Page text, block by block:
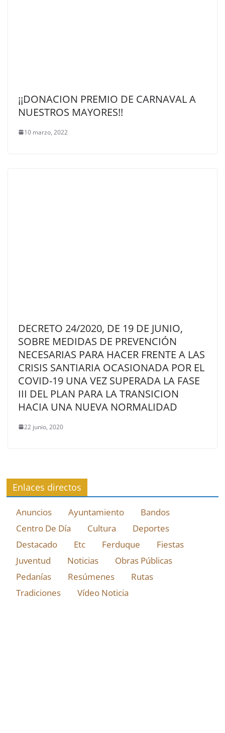
¡¡DONACION PREMIO DE CARNAVAL A
NUESTROS MAYORES!!
10 marzo, 2022
DECRETO 24/2020, DE 19 DE JUNIO,
SOBRE MEDIDAS DE PREVENCIÓN
NECESARIAS PARA HACER FRENTE A LAS
CRISIS SANTIARIA OCASIONADA POR EL
COVID-19 UNA VEZ SUPERADA LA FASE
III DEL PLAN PARA LA TRANSICION
HACIA UNA NUEVA NORMALIDAD
22 junio, 2020
Enlaces directos
Anuncios Ayuntamiento
Bandos
Centro De Día
Cultura
Deportes
Destacado
Etc Ferduque
Fiestas
Juventud
Noticias
Obras Públicas
Pedanías
Resúmenes
Rutas
Tradiciones
Vídeo Noticia